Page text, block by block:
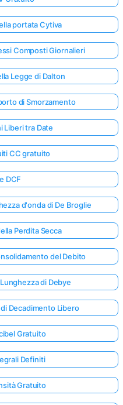
portata Cytiva
Composti Giornalieri
Legge di Dalton
di Smorzamento
Liberi tra Date
CC gratuito
DCF
d'onda di De Broglie
Perdita Secca
del Debito
di Debye
Decadimento Libero
Gratuito
Definiti
Gratuito